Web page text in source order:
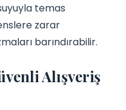
temas
zarar
barındırabilir.
Alışveriş